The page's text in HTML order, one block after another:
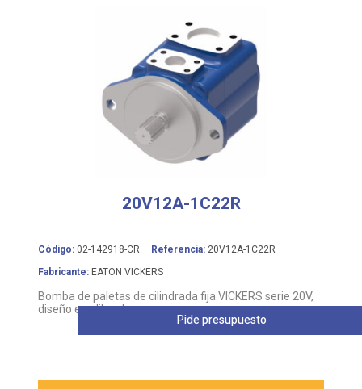
20V12A-1C22R
Código: 02-142918-CR Referencia: 20V12A-1C22R
Fabricante: EATON VICKERS
Bomba de paletas de cilindrada fija VICKERS serie 20V,
diseño equilibrado
Pide presupuesto